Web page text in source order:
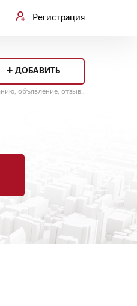
Регистрация
+ ДОБАВИТЬ
объявление, отзыв..